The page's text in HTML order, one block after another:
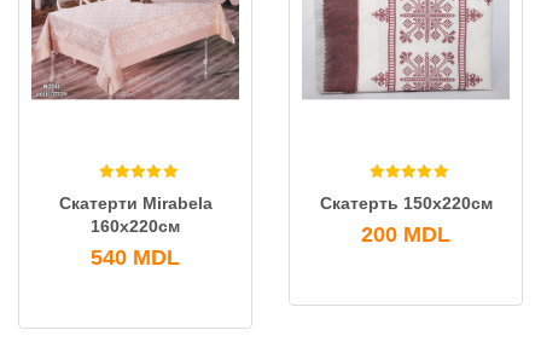
Скатерти Mirabela
160х220см
540 MDL
Скатерть 150x220см
200 MDL